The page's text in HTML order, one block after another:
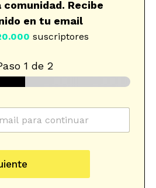
comunidad. Recibe
en tu email
suscriptores
1 de 2
t
g
o
r
i
e
t
r
ó
n